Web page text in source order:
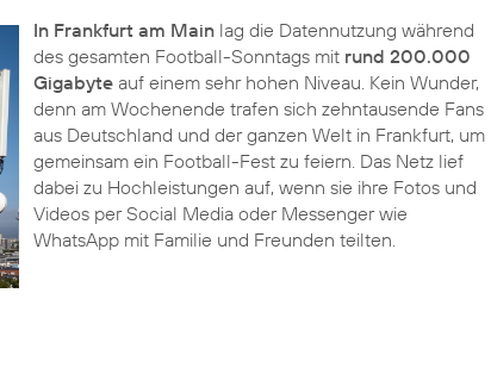
In Frankfurt am Mainlag die Datennutzung während
des gesamten Football-Sonntags mit rund 200.000
Gigabyteauf einem sehr hohen Niveau. Kein Wunder,
denn am Wochenende trafen sich zehntausende Fans
aus Deutschland und der ganzen Welt in Frankfurt, um
gemeinsam ein Football-Fest zu feiern. Das Netz lief
dabei zu Hochleistungen auf, wenn sie ihre Fotos und
Videos per Social Media oder Messenger wie
WhatsApp mit Familie und Freunden teilten.